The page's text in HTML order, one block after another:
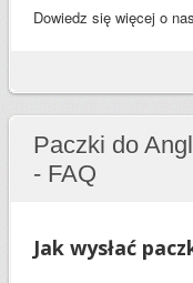
Dowiedz się więcej o
Paczki do
- FAQ
Jak wysłać